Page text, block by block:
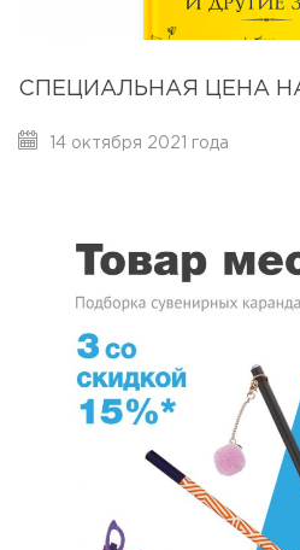
14 октября 2021 года